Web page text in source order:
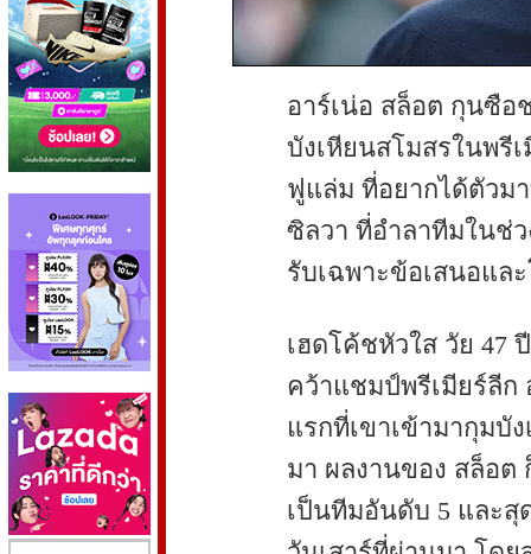
อาร์เน่อ สล็อต กุนซือ
บังเหียนสโมสรในพรี
ฟูแล่ม ที่อยากได้ตัวม
ซิลวา ที่อำลาทีมในช่
รับเฉพาะข้อเสนอแล
เฮดโค้ชหัวใส วัย 47
คว้าแชมป์พรีเมียร์ลีก
แรกที่เขาเข้ามากุมบั
มา ผลงานของ สล็อต
เป็นทีมอันดับ 5 และสุ